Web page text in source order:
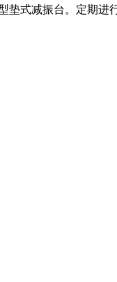
垫式减振台。定期进